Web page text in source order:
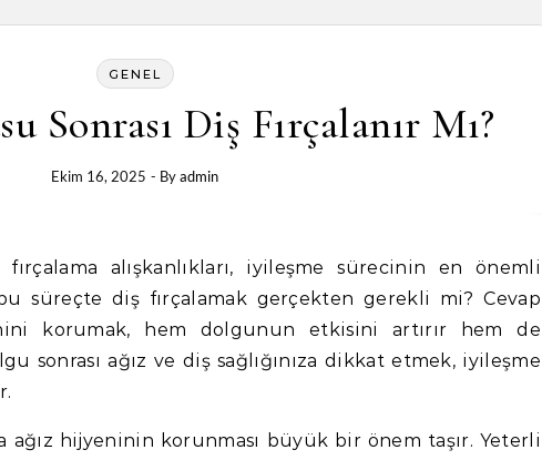
GENEL
Sonrası Diş Fırçalanır Mı?
Ekim 16, 2025 - Byadmin
süreçte diş fırçalamak gerçekten gerekli mi? Cevap
korumak, hem dolgunun etkisini artırır hem de
sonrası ağız ve diş sağlığınıza dikkat etmek, iyileşme
ağız hijyeninin korunması büyük bir önem taşır. Yeterli